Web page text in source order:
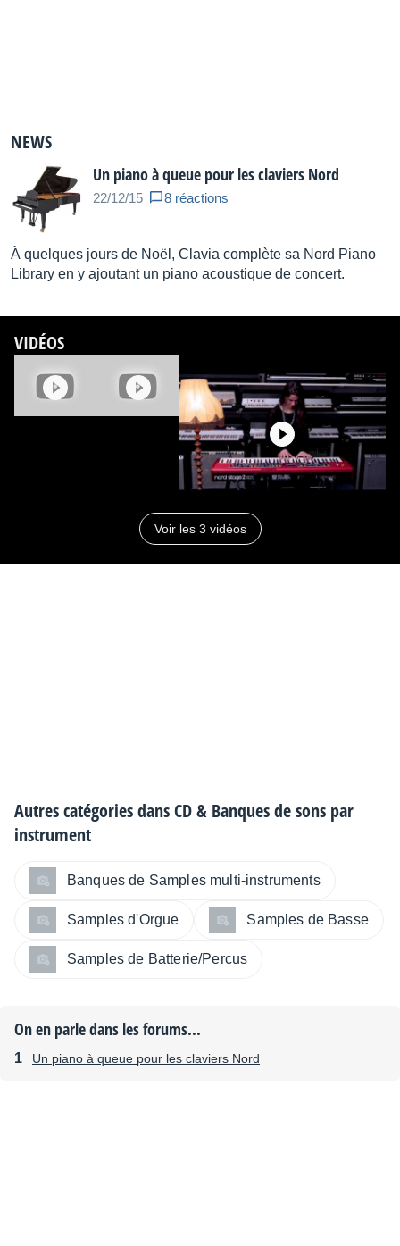
NEWS
Un piano à queue pour les claviers Nord
22/12/15 8 réactions
À quelques jours de Noël, Clavia complète sa Nord Piano
Library en y ajoutant un piano acoustique de concert.
VIDÉOS
Voir les 3 vidéos
Autres catégories dansCD & Banques de sons par
instrument
Banques de Samples multi-instruments
Samples d'Orgue Samples de Basse
Samples de Batterie/Percus
On en parle dans les forums...
Un piano à queue pour les claviers Nord